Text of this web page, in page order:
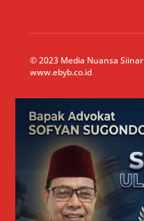
© 2023 Media Nuansa
www.ebyb.co.id